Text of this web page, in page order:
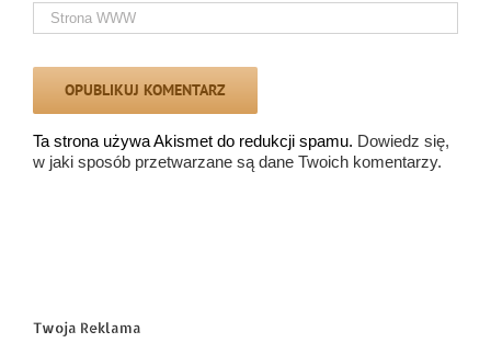
Ta strona używa Akismet do redukcji spamu. Dowiedz się,
w jaki sposób przetwarzane są dane Twoich komentarzy.
Twoja Reklama